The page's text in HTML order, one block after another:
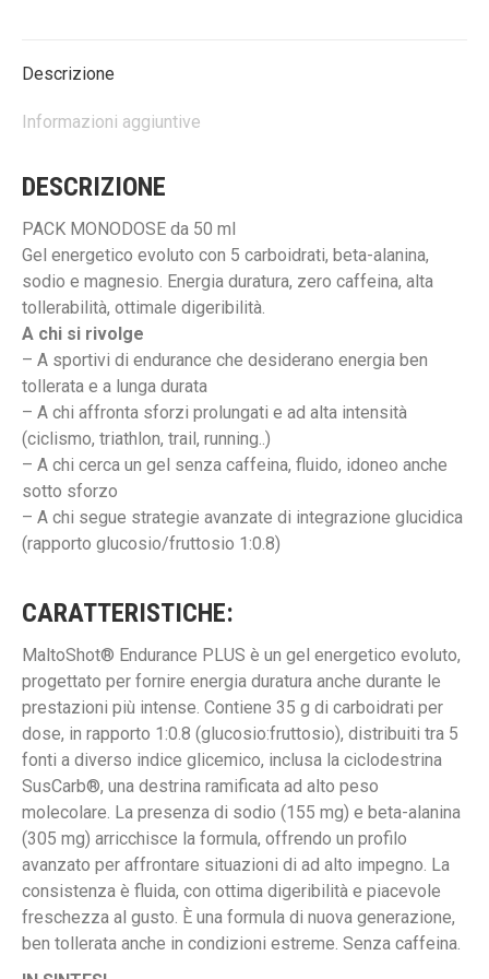
Descrizione
Informazioni aggiuntive
DESCRIZIONE
PACK MONODOSE da 50 ml
Gel energetico evoluto con 5 carboidrati, beta-alanina,
sodio e magnesio. Energia duratura, zero caffeina, alta
tollerabilità, ottimale digeribilità.
A chi si rivolge
– A sportivi di endurance che desiderano energia ben
tollerata e a lunga durata
– A chi affronta sforzi prolungati e ad alta intensità
(ciclismo, triathlon, trail, running..)
– A chi cerca un gel senza caffeina, fluido, idoneo anche
sotto sforzo
– A chi segue strategie avanzate di integrazione glucidica
(rapporto glucosio/fruttosio 1:0.8)
CARATTERISTICHE:
MaltoShot® Endurance PLUS è un gel energetico evoluto,
progettato per fornire energia duratura anche durante le
prestazioni più intense. Contiene 35 g di carboidrati per
dose, in rapporto 1:0.8 (glucosio:fruttosio), distribuiti tra 5
fonti a diverso indice glicemico, inclusa la ciclodestrina
SusCarb®, una destrina ramificata ad alto peso
molecolare. La presenza di sodio (155 mg) e beta-alanina
(305 mg) arricchisce la formula, offrendo un profilo
avanzato per affrontare situazioni di ad alto impegno. La
consistenza è fluida, con ottima digeribilità e piacevole
freschezza al gusto. È una formula di nuova generazione,
ben tollerata anche in condizioni estreme. Senza caffeina.